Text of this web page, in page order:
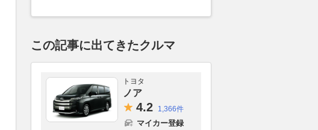
この記事に出てきたクルマ
トヨタ
ノア
4.2 1,366件
マイカー登録